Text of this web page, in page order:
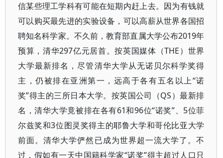
信某些理工学科有可能在短期内赶上去。因为有钱就
可以购买最先进的实验设备，可以高薪从世界各国招
聘知名科学家。不久前，教育部直属大学公布2019年
预算，清华297亿元居首。按英国媒体（THE）世界
大学最新排名，尽管清华大学从无诺贝尔科学奖得
主，仍被排在亚洲第一，远高于各有五名以上“诺
奖”得主的三所日本大学。按英国公司（QS）最新排
名，清华大学竟被排在各有61和96位“诺奖”、5位菲
尔兹奖和3位图灵奖得主的耶鲁大学和哥伦比亚大学
前面。清华大学俨然已成为世界超一流大学了。不
过，假如有一天中国籍科学家“诺奖”得主超过人口只